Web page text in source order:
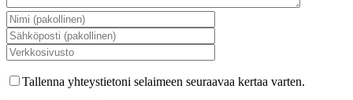
Tallenna yhteystietoni selaimeen seuraavaa kertaa varten.